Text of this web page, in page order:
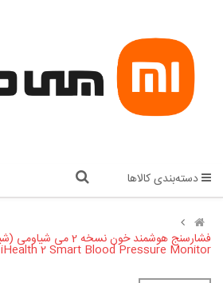
دسته‌بندی کالاها
iHealth 2 Smart Blood Pressure Monitor